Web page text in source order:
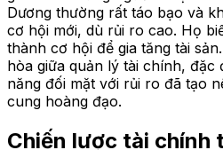
Dương thường rất táo bạo và
cơ hội mới, dù rủi ro cao. Họ
thành cơ hội để gia tăng tài
hòa giữa quản lý tài chính, đặc
năng đối mặt với rủi ro đã tạo
cung hoàng đạo.
Chiến lược tài chính